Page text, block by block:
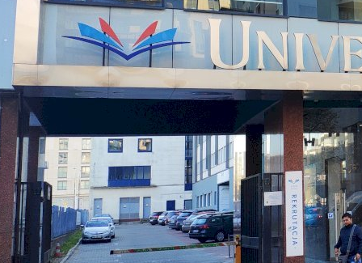
Общественная Академия Наук в Варшаве (SAN)
Варшава, Польша